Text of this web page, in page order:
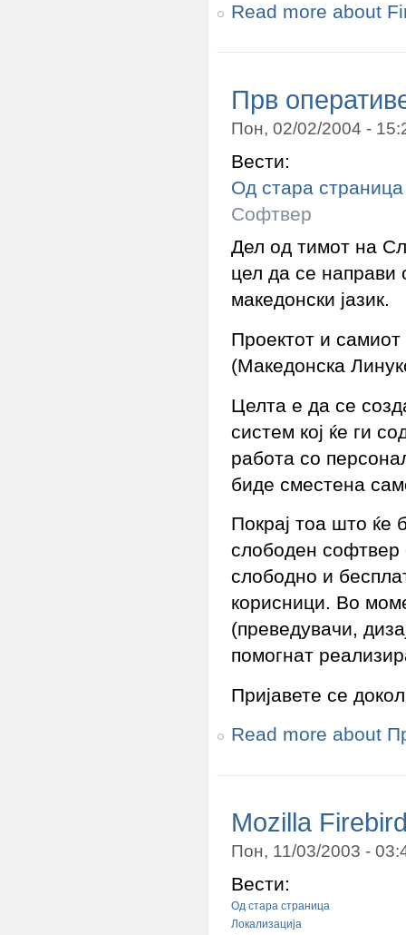
Read more about
Прв
Пон, 02/02/2004 -
Вести:
Од стара страница
Софтвер
Дел од тимот на
цел да се направи
македонски јазик.
Проектот и
(Македонска
Целта е да се
систем коj ќе ги
работа со
биде сместена
Покрај тоа што ќе
слободен софтвер
слободно и
корисници. Во
(преведувачи,
помогнат
Пријавете се
Read more about
Mozilla
Пон, 11/03/2003 -
Вести:
Од стара страница
Локализација